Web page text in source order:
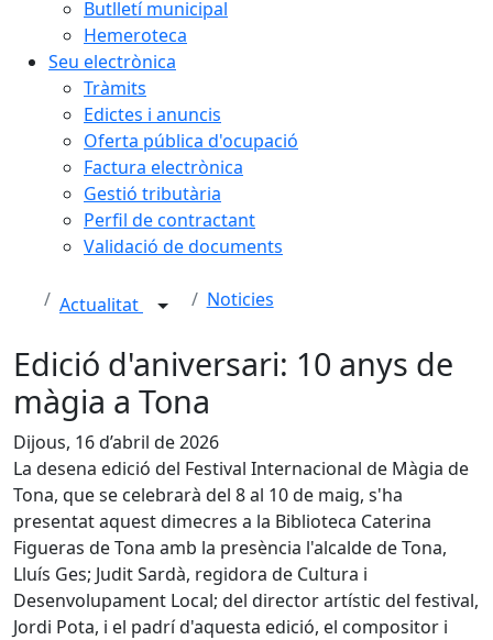
Butlletí municipal
Hemeroteca
Seu electrònica
Tràmits
Edictes i anuncis
Oferta pública d'ocupació
Factura electrònica
Gestió tributària
Perfil de contractant
Validació de documents
Actualitat Noticies
Edició d'aniversari: 10 anys de
màgia a Tona
Dijous, 16 d’abril de 2026
La desena edició del Festival Internacional de Màgia de
Tona, que se celebrarà del 8 al 10 de maig, s'ha
presentat aquest dimecres a la Biblioteca Caterina
Figueras de Tona amb la presència l'alcalde de Tona,
Lluís Ges; Judit Sardà, regidora de Cultura i
Desenvolupament Local; del director artístic del festival,
Jordi Pota, i el padrí d'aquesta edició, el compositor i